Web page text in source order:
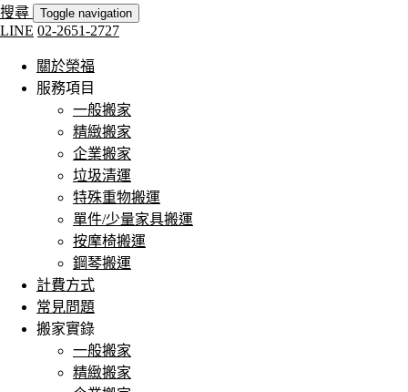
搜尋 Toggle navigation
LINE 02-2651-2727
關於榮福
服務項目
一般搬家
精緻搬家
企業搬家
垃圾清運
特殊重物搬運
單件/少量家具搬運
按摩椅搬運
鋼琴搬運
計費方式
常見問題
搬家實錄
一般搬家
精緻搬家